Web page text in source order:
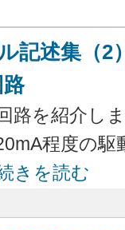
記述集（
路を紹介し
程度の駆
きを読む